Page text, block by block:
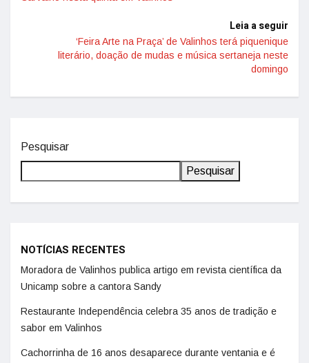
Leia a seguir
‘Feira Arte na Praça’ de Valinhos terá piquenique
literário, doação de mudas e música sertaneja neste
domingo
Pesquisar
Pesquisar
NOTÍCIAS RECENTES
Moradora de Valinhos publica artigo em revista científica da
Unicamp sobre a cantora Sandy
Restaurante Independência celebra 35 anos de tradição e
sabor em Valinhos
Cachorrinha de 16 anos desaparece durante ventania e é